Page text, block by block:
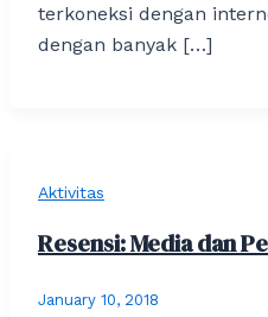
terkoneksi dengan
dengan banyak […]
Aktivitas
Resensi: Media dan
January 10, 2018